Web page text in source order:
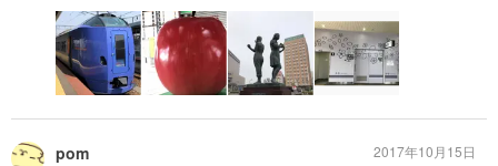
pom
2017年10月15日